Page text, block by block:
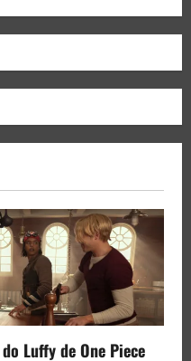
Luffy de One Piece